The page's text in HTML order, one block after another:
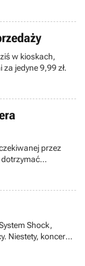
które
w kioskach,
jedyne 9,99 zł.
przez
dotrzymać
wywoływać
z
Shock,
Niestety, koncern
tytułów z